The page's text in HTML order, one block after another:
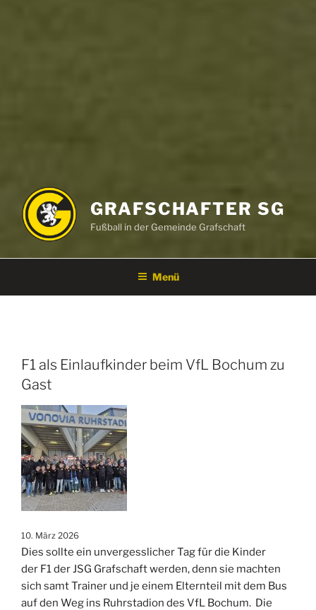
GRAFSCHAFTER SG
Fußball in der Gemeinde Grafschaft
Menü
F1 als Einlaufkinder beim VfL Bochum zu
Gast
10. März 2026
Dies sollte ein unvergesslicher Tag für die Kinder
der F1 der JSG Grafschaft werden, denn sie machten
sich samt Trainer und je einem Elternteil mit dem Bus
auf den Weg ins Ruhrstadion des VfL Bochum. Die